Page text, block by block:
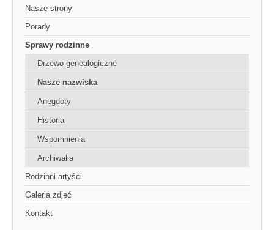
Nasze strony
Porady
Sprawy rodzinne
Drzewo genealogiczne
Nasze nazwiska
Anegdoty
Historia
Wspomnienia
Archiwalia
Rodzinni artyści
Galeria zdjęć
Kontakt